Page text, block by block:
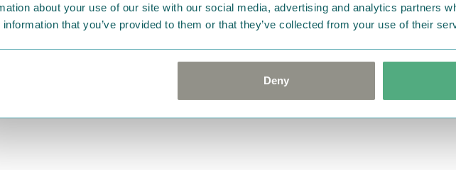
about your use of our site with our social media, advertising and analytics partners
information that you’ve provided to them or that they’ve collected from your use of their
Deny